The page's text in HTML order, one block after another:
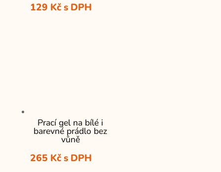
129 Kč s DPH
Prací gel na bílé i
barevné prádlo bez
vůně
265 Kč s DPH